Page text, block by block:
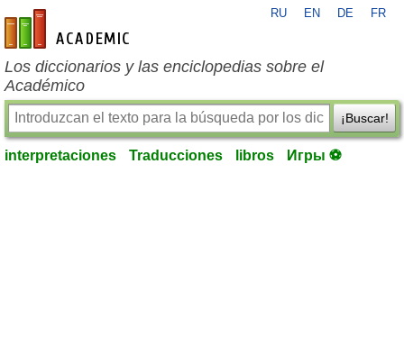
es-academic.com
RU EN DE FR
Los diccionarios y las enciclopedias sobre el
Académico
¡Buscar!
interpretaciones Traducciones libros Игры ⚽